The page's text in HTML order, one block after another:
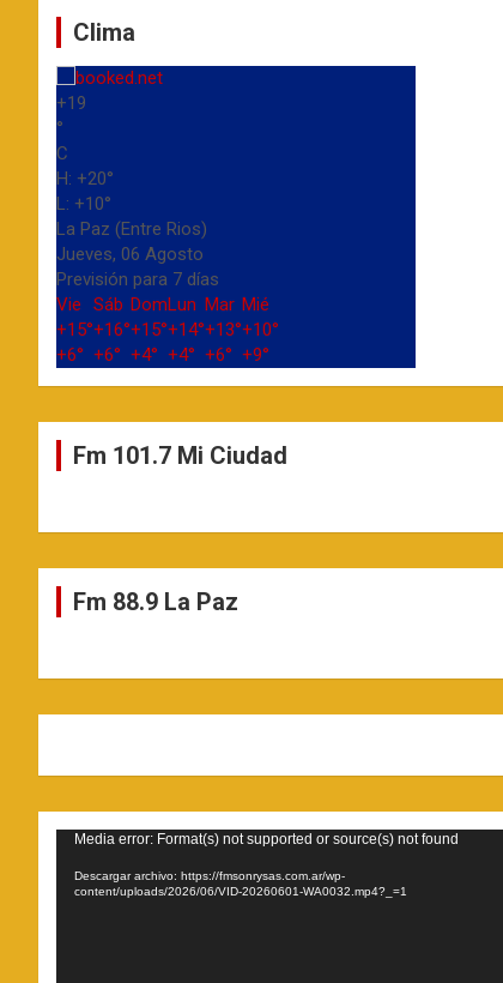
Clima
+19
°
C
H: +20°
L: +10°
La Paz (Entre Rios)
Jueves, 06 Agosto
Previsión para 7 días
Vie
Sáb DomLun Mar Mié
+15°+16°+15°+14°+13°+10°
+6° +6° +4° +4° +6° +9°
Fm 101.7 Mi Ciudad
Fm 88.9 La Paz
Reproductor
video
Media error: Format(s) not supported or source(s) not found
Descargar archivo: https://fmsonrysas.com.ar/wp-
content/uploads/2026/06/VID-20260601-WA0032.mp4?_=1